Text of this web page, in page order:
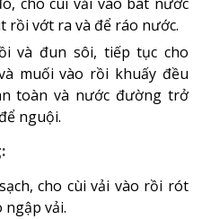
cho cùi vải vào bát nước
rồi vớt ra và để ráo nước.
và đun sôi, tiếp tục cho
muối vào rồi khuấy đều
toàn và nước đường trở
nguội.
cho cùi vải vào rồi rót
vải.